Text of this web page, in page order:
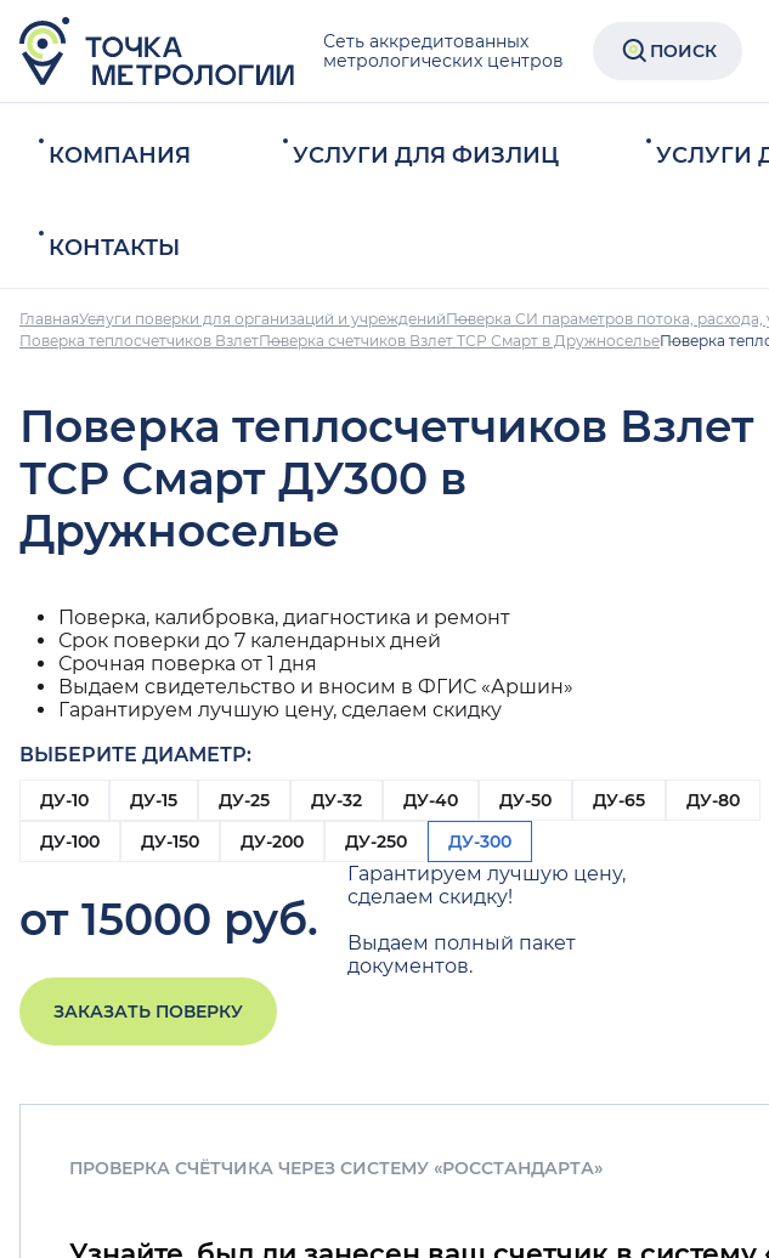
Сеть аккредитованных
метрологических центров
ПОИСК
КОМПАНИЯ УСЛУГИ ДЛЯ ФИЗЛИЦ УСЛУГИ
КОНТАКТЫ
ГлавнаяУслуги поверки для организаций и учрежденийПоверка СИ параметров потока,
Поверка теплосчетчиков ВзлетПоверка счетчиков Взлет ТСР Смарт в ДружносельеПоверка
Поверка теплосчетчиков Взлет
ТСР Смарт ДУ300 в
Дружноселье
Поверка, калибровка, диагностика и ремонт
Срок поверки до 7 календарных дней
Срочная поверка от 1 дня
Выдаем свидетельство и вносим в ФГИС «Аршин»
Гарантируем лучшую цену, сделаем скидку
ВЫБЕРИТЕ ДИАМЕТР:
ДУ-10 ДУ-15 ДУ-25 ДУ-32 ДУ-40 ДУ-50 ДУ-65
ДУ-80
ДУ-100
ДУ-150 ДУ-200 ДУ-250 ДУ-300
от 15000 руб.
Гарантируем лучшую цену,
сделаем скидку!
Выдаем полный пакет
документов.
ЗАКАЗАТЬ ПОВЕРКУ
ПРОВЕРКА СЧЁТЧИКА ЧЕРЕЗ СИСТЕМУ «РОССТАНДАРТА»